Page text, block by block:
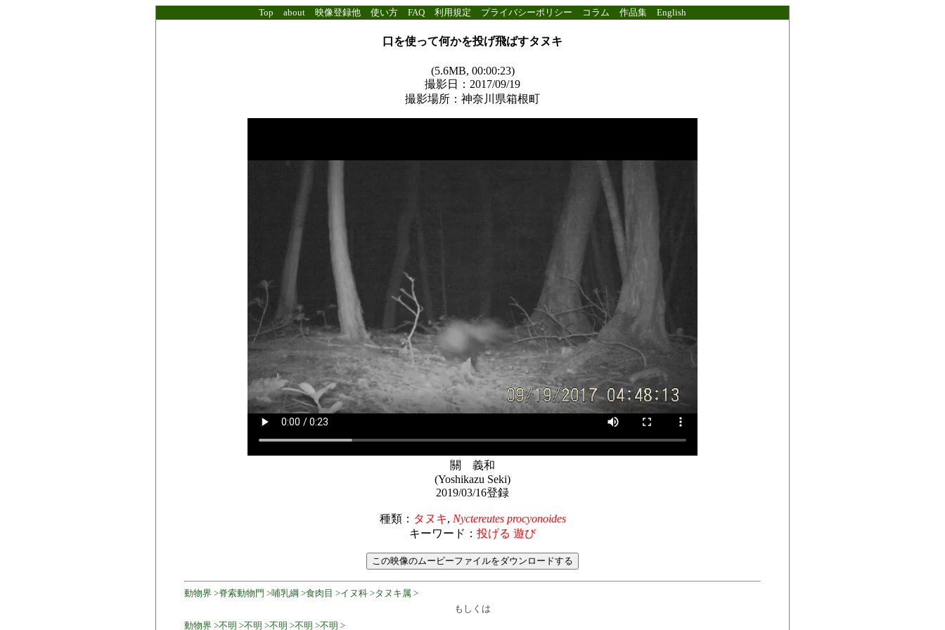
Top about 映像登録他 使い方 FAQ 利用規定 プライバシーポリシー コラム 作品集 English
口を使って何かを投げ飛ばすタヌキ
(5.6MB, 00:00:23)
撮影日：2017/09/19
撮影場所：神奈川県箱根町
關 義和
(Yoshikazu Seki)
2019/03/16登録
種類： タヌキ, Nyctereutes procyonoides
キーワード： 投げる 遊び
動物界 >脊索動物門 >哺乳綱 >食肉目 >イヌ科 >タヌキ属 >
もしくは
動物界 >不明 >不明 >不明 >不明 >不明 >